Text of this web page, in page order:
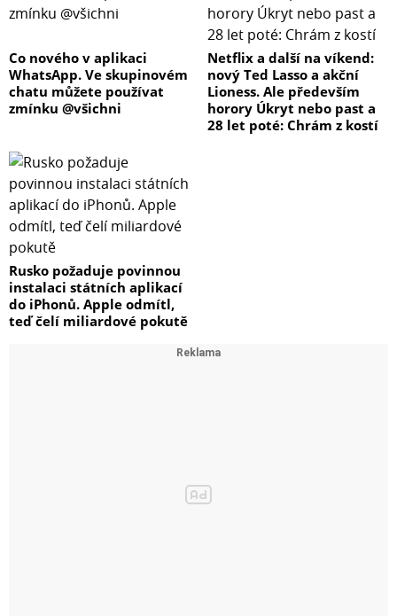
Co nového v aplikaci
WhatsApp. Ve skupinovém
chatu můžete používat
zmínku @všichni
Netflix a další na víkend:
nový Ted Lasso a akční
Lioness. Ale především
horory Úkryt nebo past a
28 let poté: Chrám z kostí
Rusko požaduje povinnou
instalaci státních aplikací
do iPhonů. Apple odmítl,
teď čelí miliardové pokutě